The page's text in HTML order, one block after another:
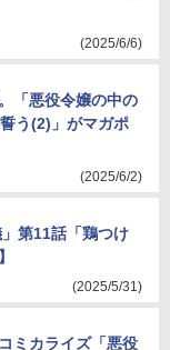
(2025/6/6)
「悪役令嬢の中の
う(2)」がマガポ
(2025/6/2)
」第11話「鶏つけ
(2025/5/31)
ミカライズ「悪役